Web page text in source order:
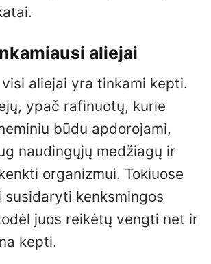
aliejai
aliejai yra tinkami kepti.
ypač rafinuotų, kurie
būdu apdorojami,
naudingųjų medžiagų ir
organizmui. Tokiuose
susidaryti kenksmingos
juos reikėtų vengti net ir
kepti.